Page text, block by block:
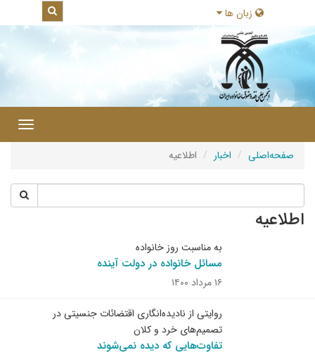
زبان ها
صفحه‌اصلی اخبار اطلاعیه
اطلاعیه
به مناسبت روز خانواده
مسائل خانواده در دولت آینده
۱۶ مرداد ۱۴۰۰
روایتی از نادیده‌انگاری اقتضائات جنسیتی در
تصمیم‌های خرد و کلان
تفاوت‌هایی که دیده نمی‌شوند